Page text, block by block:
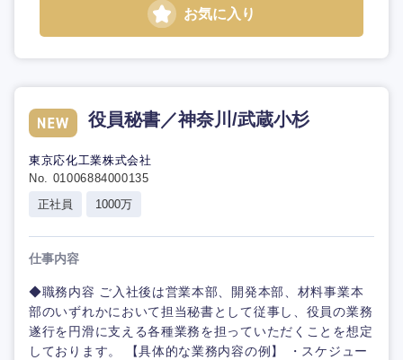
お気に入り
役員秘書／神奈川/武蔵小杉
東京応化工業株式会社
No. 01006884000135
正社員
1000万
仕事内容
◆職務内容 ご入社後は営業本部、開発本部、材料事業本
部のいずれかにおいて担当秘書として従事し、役員の業務
遂行を円滑に支える各種業務を担っていただくことを想定
しております。 【具体的な業務内容の例】 ・スケジュー